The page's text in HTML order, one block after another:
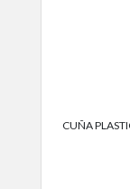
CUÑA